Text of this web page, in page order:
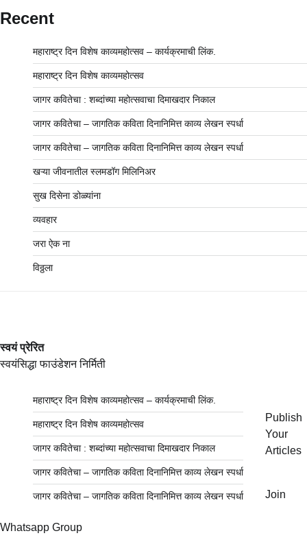
Recent
महाराष्ट्र दिन विशेष काव्यमहोत्सव – कार्यक्रमाची लिंक.
महाराष्ट्र दिन विशेष काव्यमहोत्सव
जागर कवितेचा : शब्दांच्या महोत्सवाचा दिमाखदार निकाल
जागर कवितेचा – जागतिक कविता दिनानिमित्त काव्य लेखन स्पर्धा
जागर कवितेचा – जागतिक कविता दिनानिमित्त काव्य लेखन स्पर्धा
खऱ्या जीवनातील स्लमडॉग मिलिनिअर
सुख दिसेना डोळ्यांना
व्यवहार
जरा ऐक ना
विठ्ठला
स्वयं प्रेरित
स्वयंसिद्धा फाउंडेशन निर्मिती
महाराष्ट्र दिन विशेष काव्यमहोत्सव – कार्यक्रमाची लिंक.
महाराष्ट्र दिन विशेष काव्यमहोत्सव
जागर कवितेचा : शब्दांच्या महोत्सवाचा दिमाखदार निकाल
जागर कवितेचा – जागतिक कविता दिनानिमित्त काव्य लेखन स्पर्धा
जागर कवितेचा – जागतिक कविता दिनानिमित्त काव्य लेखन स्पर्धा
Publish
Your
Articles
Join
Whatsapp Group